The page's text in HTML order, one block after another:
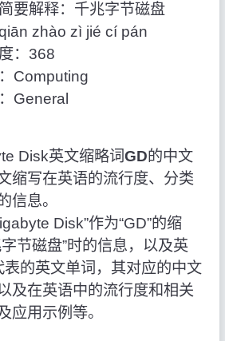
要解释：千兆字节磁盘
zhào zì jié cí pán
：368
Computing
General
Disk英文缩略词GD的中文
缩写在英语的流行度、分类
信息。
Disk”作为“GD”的缩
节磁盘”时的信息，以及英
的英文单词，其对应的中文
及在英语中的流行度和相关
应用示例等。